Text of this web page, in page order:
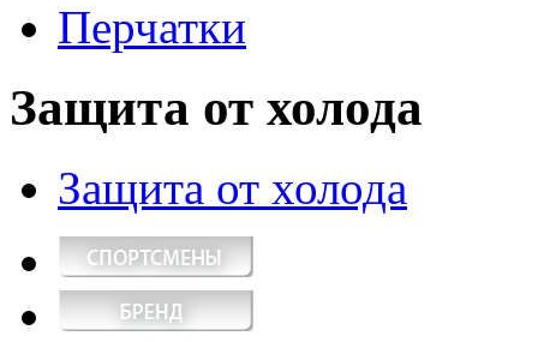
Перчатки
Защита от холода
Защита от холода